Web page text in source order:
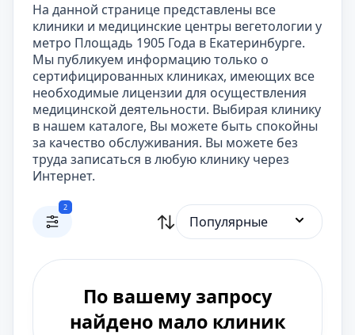
На данной странице представлены все
клиники и медицинские центры вегетологии у
метро Площадь 1905 Года в Екатеринбурге.
Мы публикуем информацию только о
сертифицированных клиниках, имеющих все
необходимые лицензии для осуществления
медицинской деятельности. Выбирая клинику
в нашем каталоге, Вы можете быть спокойны
за качество обслуживания. Вы можете без
труда записаться в любую клинику через
Интернет.
2
Популярные
По вашему запросу
найдено мало клиник